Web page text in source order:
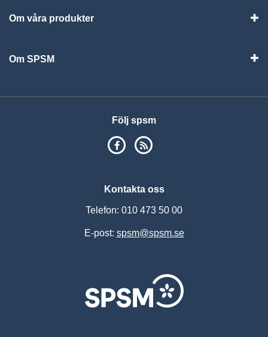
Om våra produkter
Om SPSM
Följ spsm
SPSM på Facebook
Kontakta oss
Telefon: 010 473 50 00
E-post: spsm@spsm.se